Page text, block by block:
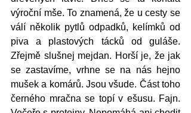
výroční mše. To znamená, že u cesty se
válí několik pytlů odpadků, kelímků od
piva a plastových tácků od guláše.
Zřejmě slušnej mejdan. Horší je, že jak
se zastavíme, vrhne se na nás hejno
mušek a komárů. Jsou všude. Část toho
černého mračna se topí v ešusu. Fajn.